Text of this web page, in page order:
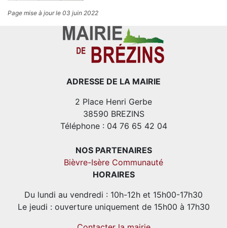
Page mise à jour le 03 juin 2022
ADRESSE DE LA MAIRIE
2 Place Henri Gerbe
38590 BREZINS
Téléphone : 04 76 65 42 04
NOS PARTENAIRES
Bièvre-Isère Communauté
HORAIRES
Du lundi au vendredi : 10h-12h et 15h00-17h30
Le jeudi : ouverture uniquement de 15h00 à 17h30